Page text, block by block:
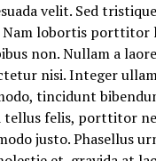
velit. Sed
Nam lobortis porttitor
non. Nullam a
nisi. Integer
tincidunt
tellus felis, porttitor
justo. Phasellus